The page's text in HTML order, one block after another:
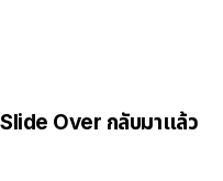
Over กลับมาแล้ว